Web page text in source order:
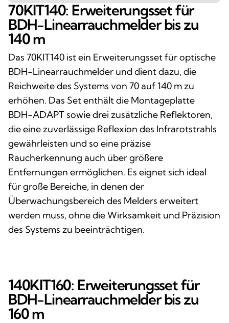
70KIT140: Erweiterungsset für
BDH-Linearrauchmelder bis zu
140 m
Das 70KIT140 ist ein Erweiterungsset für optische
BDH-Linearrauchmelder und dient dazu, die
Reichweite des Systems von 70 auf 140 m zu
erhöhen. Das Set enthält die Montageplatte
BDH-ADAPT sowie drei zusätzliche Reflektoren,
die eine zuverlässige Reflexion des Infrarotstrahls
gewährleisten und so eine präzise
Raucherkennung auch über größere
Entfernungen ermöglichen. Es eignet sich ideal
für große Bereiche, in denen der
Überwachungsbereich des Melders erweitert
werden muss, ohne die Wirksamkeit und Präzision
des Systems zu beeinträchtigen.
140KIT160: Erweiterungsset für
BDH-Linearrauchmelder bis zu
160 m